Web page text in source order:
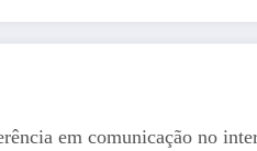
em comunicação no